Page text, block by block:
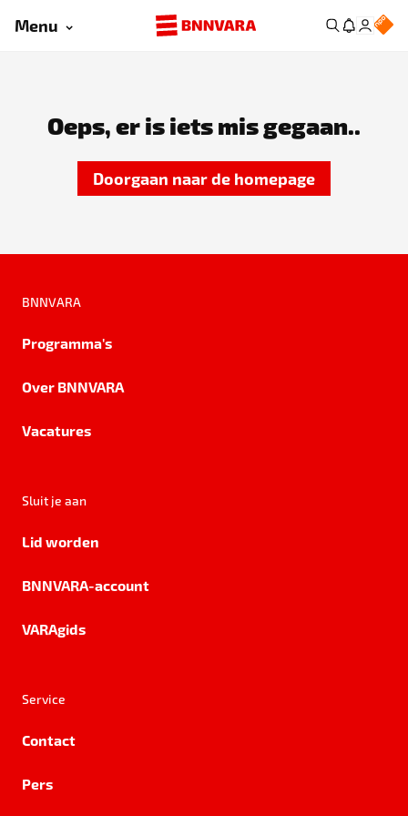
Menu
Oeps, er is iets mis gegaan..
Doorgaan naar de homepage
BNNVARA
Programma's
Over BNNVARA
Vacatures
Sluit je aan
Lid worden
BNNVARA-account
VARAgids
Service
Contact
Pers